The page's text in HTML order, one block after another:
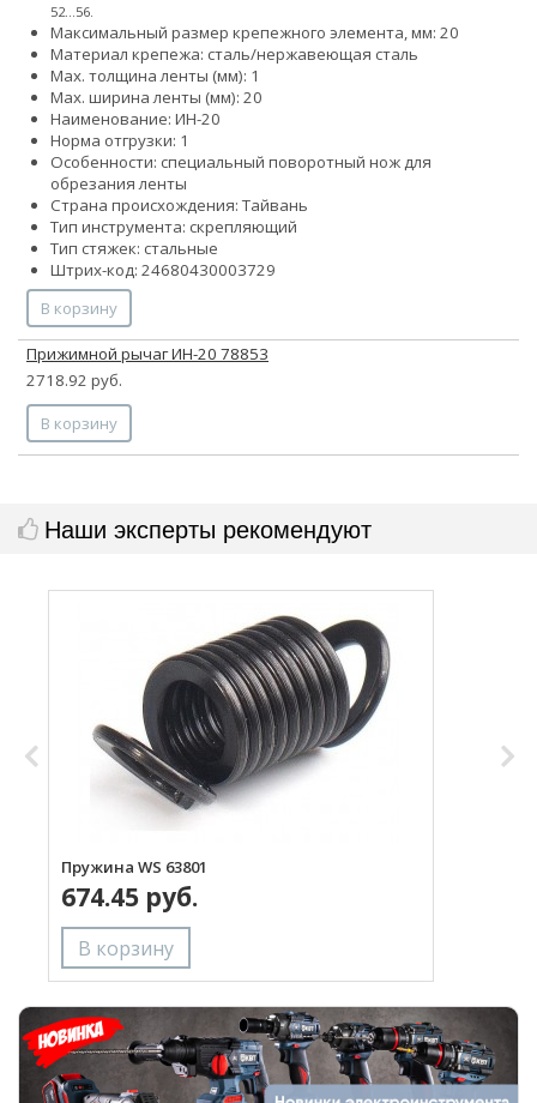
52...56.
Максимальный размер крепежного элемента, мм: 20
Материал крепежа: сталь/нержавеющая сталь
Мах. толщина ленты (мм): 1
Мах. ширина ленты (мм): 20
Наименование: ИН-20
Норма отгрузки: 1
Особенности: специальный поворотный нож для
обрезания ленты
Страна происхождения: Тайвань
Тип инструмента: скрепляющий
Тип стяжек: стальные
Штрих-код: 24680430003729
В корзину
Прижимной рычаг ИН-20 78853
2718.92 руб.
В корзину
Наши эксперты рекомендуют
Пружина WS 63801
674.45 руб.